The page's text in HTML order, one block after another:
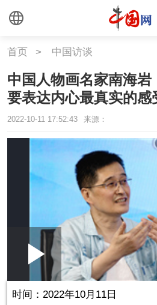
首页 > 中国访谈
中国人物画名家南海
要表达内心最真实的感
2022-10-11 17:52:43 来源：
Play
Video
0:00 --:--
时间：2022年10月11日